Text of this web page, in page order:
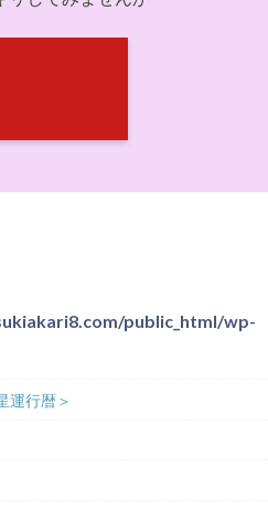
public_html/wp-
運行暦＞